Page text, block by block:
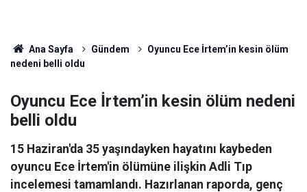
Ana Sayfa Gündem
Oyuncu Ece İrtem’in kesin ölüm
nedeni belli oldu
Oyuncu Ece İrtem’in kesin ölüm nedeni
belli oldu
15 Haziran'da 35 yaşındayken hayatını kaybeden
oyuncu Ece İrtem'in ölümüne ilişkin Adli Tıp
incelemesi tamamlandı. Hazırlanan raporda, genç